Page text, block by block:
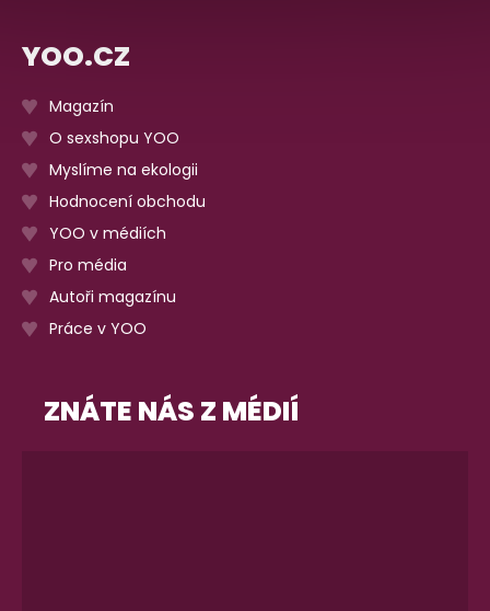
YOO.CZ
Magazín
O sexshopu YOO
Myslíme na ekologii
Hodnocení obchodu
YOO v médiích
Pro média
Autoři magazínu
Práce v YOO
ZNÁTE NÁS Z MÉDIÍ